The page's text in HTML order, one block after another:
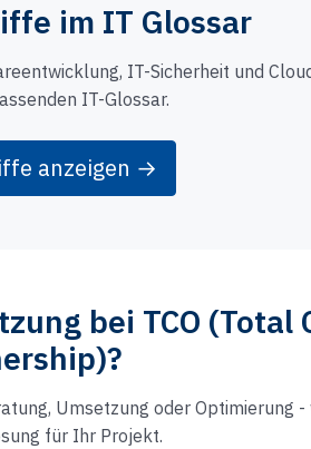
im IT Glossar
IT-Sicherheit und
IT-Glossar.
anzeigen →
bei TCO (Total
Umsetzung oder Optimierung -
für Ihr Projekt.